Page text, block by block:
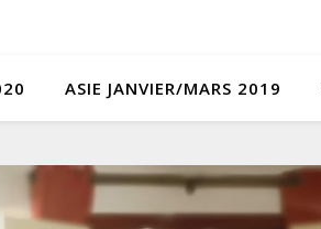
ASIE JANVIER/MARS 2019